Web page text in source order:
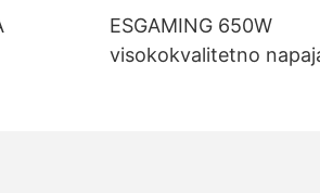
ESGAMING 650W
visokokvalitetno